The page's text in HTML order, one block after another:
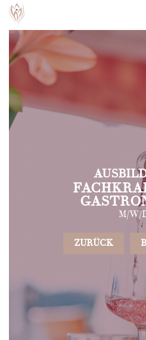
M/W/
ZURÜCK